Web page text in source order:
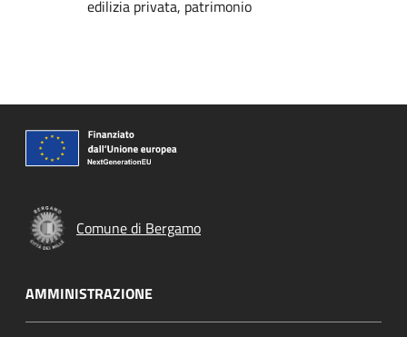
edilizia privata, patrimonio
Comune di Bergamo
AMMINISTRAZIONE